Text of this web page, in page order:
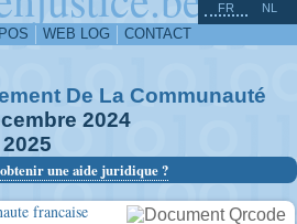
WEB LOG CONTACT
FR NL
De La Communauté
2024
2025
une aide juridique ?
francaise
^